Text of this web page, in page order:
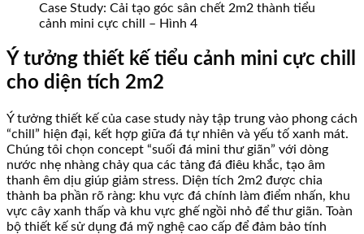
Case Study: Cải tạo góc sân chết 2m2 thành tiểu
cảnh mini cực chill – Hình 4
Ý tưởng thiết kế tiểu cảnh mini cực chill
cho diện tích 2m2
Ý tưởng thiết kế của case study này tập trung vào phong cách
“chill” hiện đại, kết hợp giữa đá tự nhiên và yếu tố xanh mát.
Chúng tôi chọn concept “suối đá mini thư giãn” với dòng
nước nhẹ nhàng chảy qua các tảng đá điêu khắc, tạo âm
thanh êm dịu giúp giảm stress. Diện tích 2m2 được chia
thành ba phần rõ ràng: khu vực đá chính làm điểm nhấn, khu
vực cây xanh thấp và khu vực ghế ngồi nhỏ để thư giãn. Toàn
bộ thiết kế sử dụng đá mỹ nghệ cao cấp để đảm bảo tính